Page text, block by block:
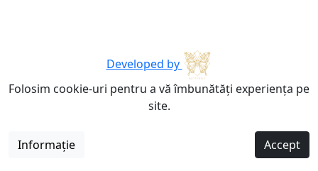
Developed by
Folosim cookie-uri pentru a vă îmbunătăți experiența pe
site.
Informație Accept